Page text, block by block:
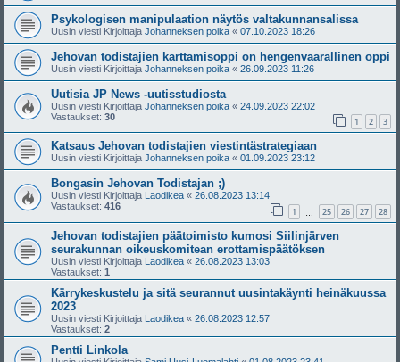
Psykologisen manipulaation näytös valtakunnansalissa
Uusin viesti Kirjoittaja Johanneksen poika « 07.10.2023 18:26
Jehovan todistajien karttamisoppi on hengenvaarallinen oppi
Uusin viesti Kirjoittaja Johanneksen poika « 26.09.2023 11:26
Uutisia JP News -uutisstudiosta
Uusin viesti Kirjoittaja Johanneksen poika « 24.09.2023 22:02
Vastaukset: 30 1 2 3
Katsaus Jehovan todistajien viestintästrategiaan
Uusin viesti Kirjoittaja Johanneksen poika « 01.09.2023 23:12
Bongasin Jehovan Todistajan ;)
Uusin viesti Kirjoittaja Laodikea « 26.08.2023 13:14
Vastaukset: 416 1 25 26 27 28
Jehovan todistajien päätoimisto kumosi Siilinjärven
seurakunnan oikeuskomitean erottamispäätöksen
Uusin viesti Kirjoittaja Laodikea « 26.08.2023 13:03
Vastaukset: 1
Kärrykeskustelu ja sitä seurannut uusintakäynti heinäkuussa
2023
Uusin viesti Kirjoittaja Laodikea « 26.08.2023 12:57
Vastaukset: 2
Pentti Linkola